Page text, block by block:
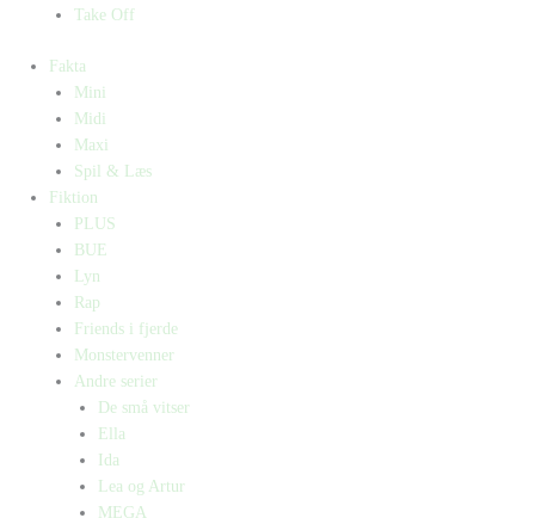
Take Off
Fakta
Mini
Midi
Maxi
Spil & Læs
Fiktion
PLUS
BUE
Lyn
Rap
Friends i fjerde
Monstervenner
Andre serier
De små vitser
Ella
Ida
Lea og Artur
MEGA